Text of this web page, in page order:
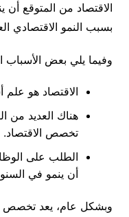
الاقتصاد من المتوقع أن
بسبب النمو الاقتصادي
وفيما يلي بعض الأسباب
الاقتصاد هو
هناك العديد من
تخصص الاقتصاد.
الطلب على
أن ينمو في
وبشكل عام، يعد تخصص